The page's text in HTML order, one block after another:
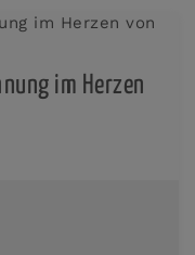
im Herzen